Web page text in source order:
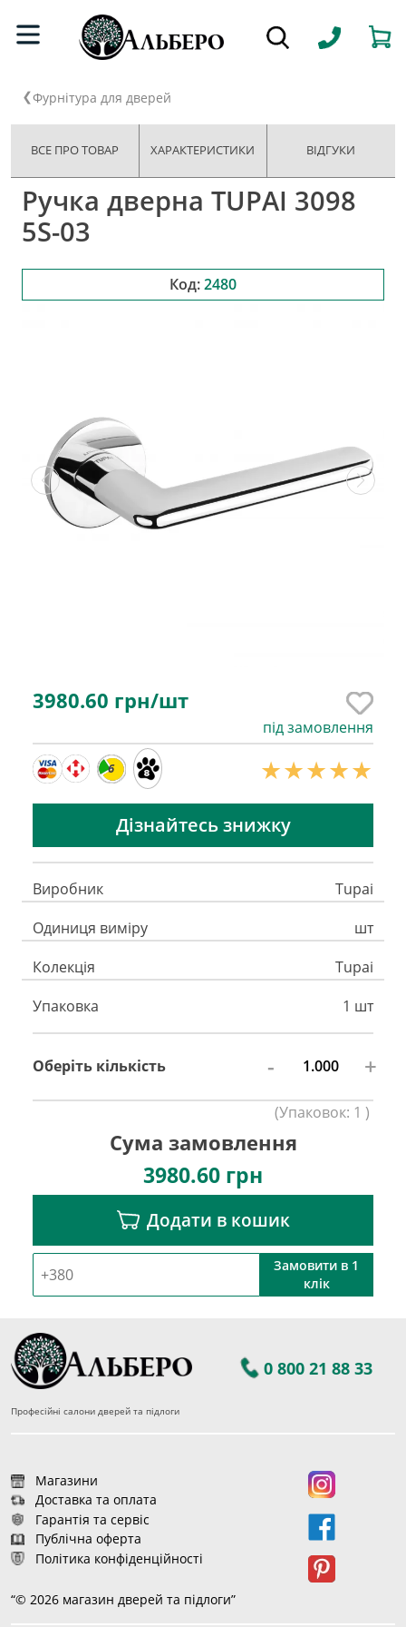
Фурнітура для дверей
ВСЕ ПРО ТОВАР ХАРАКТЕРИСТИКИ ВІДГУКИ
Ручка дверна TUPAI 3098
5S-03
Код:2480
3980.60 грн/шт
під замовлення
6
Дізнайтесь знижку
Виробник
Tupai
Одиниця виміру
шт
Колекція
Tupai
Упаковка
1 шт
Оберіть кількість - +
(Упаковок: 1 )
Сума замовлення
3980.60 грн
Додати в кошик
Замовити в 1
клік
0 800 21 88 33
Професійні салони дверей та підлоги
Магазини
Доставка та оплата
Гарантія та сервіс
Публічна оферта
Політика конфіденційності
“© 2026 магазин дверей та підлоги”